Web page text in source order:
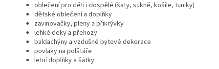
oblečení pro děti i dospělé (šaty, sukně, košile, tuniky)
dětské oblečení a doplňky
zavinovačky, pleny a přikrývky
lehké deky a přehozy
baldachýny a vzdušné bytové dekorace
povlaky na polštáře
letní doplňky a šátky